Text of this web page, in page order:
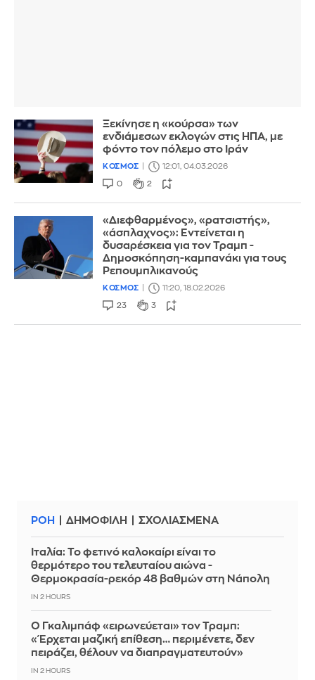
Ξεκίνησε η «κούρσα» των
ενδιάμεσων εκλογών στις ΗΠΑ, με
φόντο τον πόλεμο στο Ιράν
ΚΟΣΜΟΣ 12:01, 04.03.2026
0 2
«Διεφθαρμένος», «ρατσιστής»,
«άσπλαχνος»: Εντείνεται η
δυσαρέσκεια για τον Τραμπ -
Δημοσκόπηση-καμπανάκι για τους
Ρεπουμπλικανούς
ΚΟΣΜΟΣ 11:20, 18.02.2026
23 3
ΡΟΗ ΔΗΜΟΦΙΛΗ ΣΧΟΛΙΑΣΜΕΝΑ
Ιταλία: To φετινό καλοκαίρι είναι το
θερμότερο του τελευταίου αιώνα -
Θερμοκρασία-ρεκόρ 48 βαθμών στη Νάπολη
IN 2 HOURS
Ο Γκαλιμπάφ «ειρωνεύεται» τον Τραμπ:
«Έρχεται μαζική επίθεση… περιμένετε, δεν
πειράζει, θέλουν να διαπραγματευτούν»
IN 2 HOURS